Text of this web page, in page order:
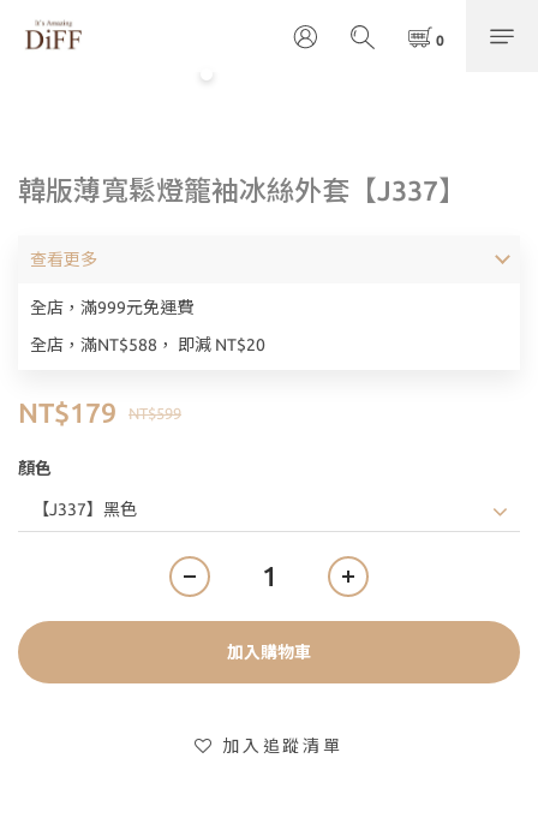
韓版薄寬鬆燈籠袖冰絲外套【J337】
全店，滿999元免運費
全店，滿NT$588， 即減 NT$20
查看更多
NT$599
NT$179
顏色
加入購物車
加入追蹤清單